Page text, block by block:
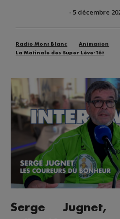
- 5 décembre
Radio Mont Blanc
Animation
La Matinale des Super Lève-Tôt
Serge